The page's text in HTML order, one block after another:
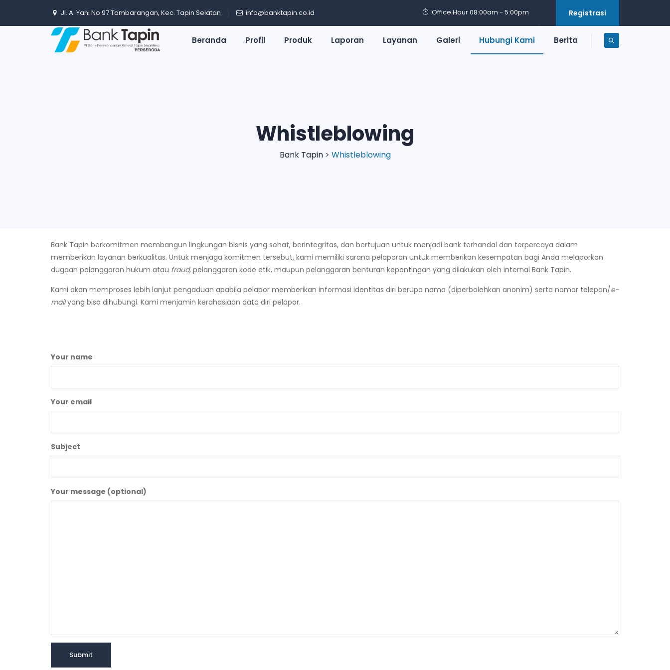
Jl. A. Yani No.97 Tambarangan, Kec. Tapin Selatan info@banktapin.co.id Office Hour 08:00am - 5:00pm Registrasi
Beranda Profil Produk Laporan Layanan Galeri Hubungi Kami Berita
Whistleblowing
Bank Tapin> Whistleblowing
Bank Tapin berkomitmen membangun lingkungan bisnis yang sehat, berintegritas, dan bertujuan untuk menjadi bank terhandal dan terpercaya dalam
memberikan layanan berkualitas. Untuk menjaga komitmen tersebut, kami memiliki sarana pelaporan untuk memberikan kesempatan bagi Anda melaporkan
dugaan pelanggaran hukum atau fraud, pelanggaran kode etik, maupun pelanggaran benturan kepentingan yang dilakukan oleh internal Bank Tapin.
Kami akan memproses lebih lanjut pengaduan apabila pelapor memberikan informasi identitas diri berupa nama (diperbolehkan anonim) serta nomor telepon/e-
mailyang bisa dihubungi. Kami menjamin kerahasiaan data diri pelapor.
Your name
Your email
Subject
Your message (optional)